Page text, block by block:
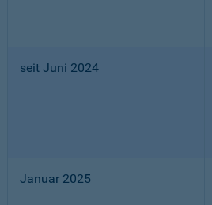
seit Juni 2024
Januar 2025